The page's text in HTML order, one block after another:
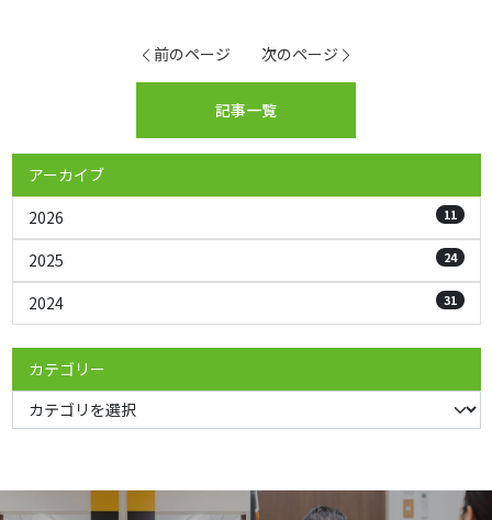
前のページ
記事一覧
次のページ
アーカイブ
2026
11
2025 24
2024 31
カテゴリー